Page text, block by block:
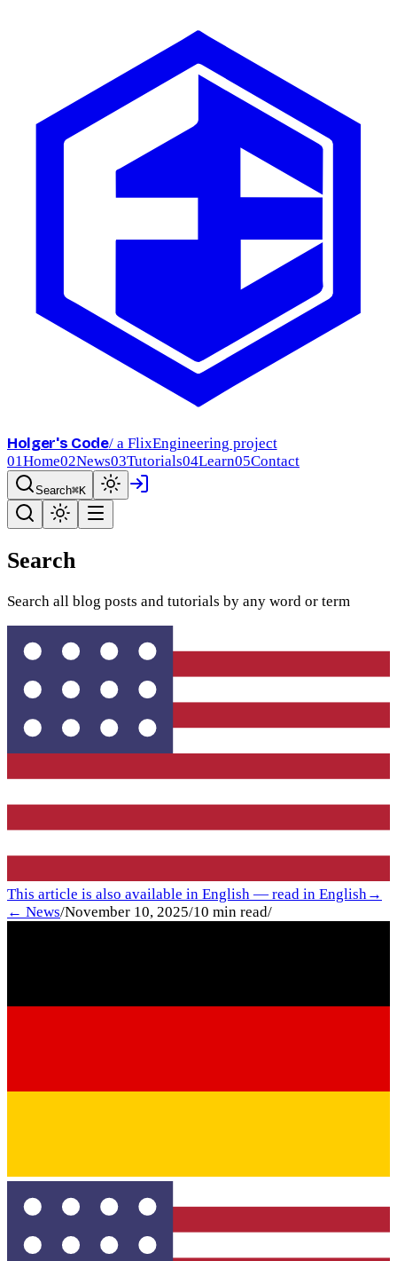
Holger's Code/ a FlixEngineering project
01Home02News03Tutorials04Learn05Contact
Search⌘K
Search
Search all blog posts and tutorials by any word or term
This article is also available in English — read in English→
← News/November 10, 2025/10 min read/